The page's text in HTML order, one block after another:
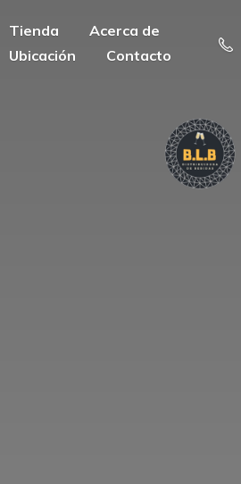
Tienda
Acerca de
Ubicación
Contacto